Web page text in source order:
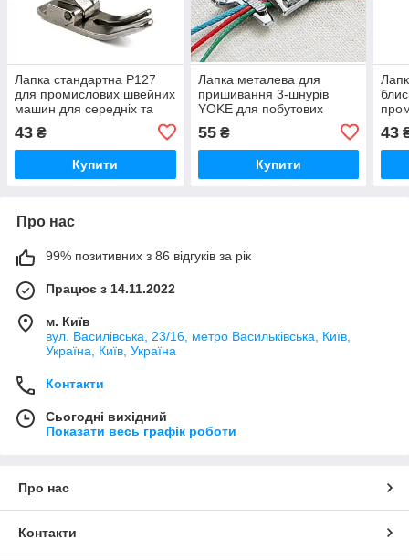
Лапка стандартна Р127
для промислових швейних
машин для середніх та
(6902)
43 ₴
Купити
Лапка металева для
пришивання 3-шнурів
YOKE для побутових
55₴
Купити
43
Про нас
99% позитивних з 86 відгуків за рік
Працює з 14.11.2022
м. Київ
вул. Василівська, 23/16, метро Васильківська, Київ,
Україна, Київ, Україна
Контакти
Сьогодні вихідний
Показати весь графік роботи
Про нас
Контакти